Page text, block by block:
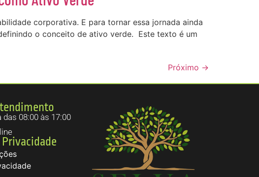
corporativa. E para tornar essa jornada ainda
o conceito de ativo verde. Este texto é um
Próximo →
das 08:00 às 17:00